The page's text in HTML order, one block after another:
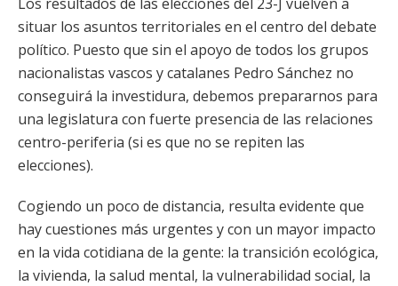
situar los asuntos territoriales en el centro del debate
político. Puesto que sin el apoyo de todos los grupos
nacionalistas vascos y catalanes Pedro Sánchez no
conseguirá la investidura, debemos prepararnos para
una legislatura con fuerte presencia de las relaciones
centro-periferia (si es que no se repiten las
elecciones).
Cogiendo un poco de distancia, resulta evidente que
hay cuestiones más urgentes y con un mayor impacto
en la vida cotidiana de la gente: la transición ecológica,
la vivienda, la salud mental, la vulnerabilidad social, la